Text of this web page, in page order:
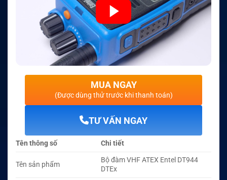
MUA NGAY
(Được dùng thử trước khi thanh toán)
TƯ VẤN NGAY
Tên thông số Chi tiết
Tên sản phẩm
Bộ đàm VHF ATEX Entel DT944
DTEx